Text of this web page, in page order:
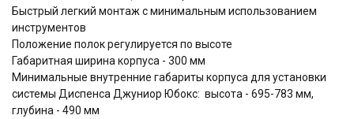
Быстрый легкий монтаж с минимальным использованием
инструментов
Положение полок регулируется по высоте
Габаритная ширина корпуса - 300 мм
Минимальные внутренние габариты корпуса для установки
системы Диспенса Джуниор Юбокс: высота - 695-783 мм,
глубина - 490 мм